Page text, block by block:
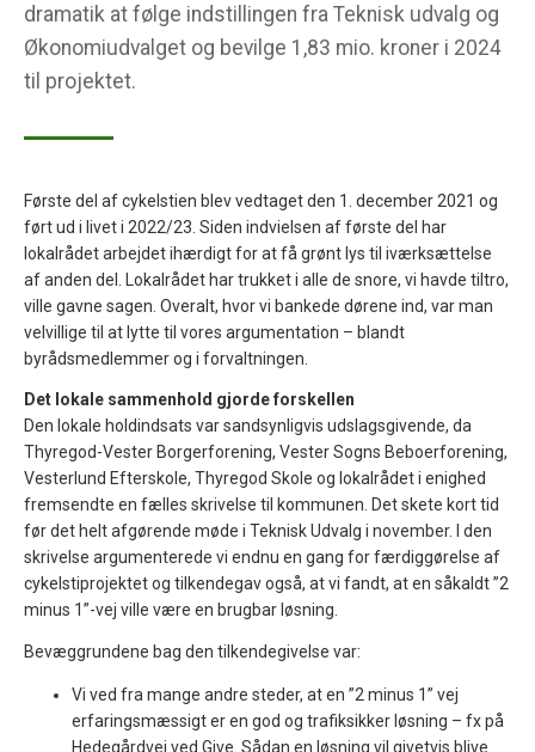
dramatik at følge indstillingen fra Teknisk udvalg og
Økonomiudvalget og bevilge 1,83 mio. kroner i 2024
til projektet.
Første del af cykelstien blev vedtaget den 1. december 2021 og
ført ud i livet i 2022/23. Siden indvielsen af første del har
lokalrådet arbejdet ihærdigt for at få grønt lys til iværksættelse
af anden del. Lokalrådet har trukket i alle de snore, vi havde tiltro,
ville gavne sagen. Overalt, hvor vi bankede dørene ind, var man
velvillige til at lytte til vores argumentation – blandt
byrådsmedlemmer og i forvaltningen.
Det lokale sammenhold gjorde forskellen
Den lokale holdindsats var sandsynligvis udslagsgivende, da
Thyregod-Vester Borgerforening, Vester Sogns Beboerforening,
Vesterlund Efterskole, Thyregod Skole og lokalrådet i enighed
fremsendte en fælles skrivelse til kommunen. Det skete kort tid
før det helt afgørende møde i Teknisk Udvalg i november. I den
skrivelse argumenterede vi endnu en gang for færdiggørelse af
cykelstiprojektet og tilkendegav også, at vi fandt, at en såkaldt ”2
minus 1”-vej ville være en brugbar løsning.
Bevæggrundene bag den tilkendegivelse var:
Vi ved fra mange andre steder, at en ”2 minus 1” vej
erfaringsmæssigt er en god og trafiksikker løsning – fx på
Hedegårdvej ved Give. Sådan en løsning vil givetvis blive